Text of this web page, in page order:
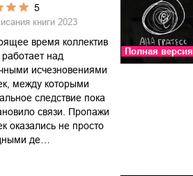
5
книги 2023
время коллектив
над
исчезновениями
между которыми
следствие пока
связи. Пропажи
оказались не просто
де…
Полная версия